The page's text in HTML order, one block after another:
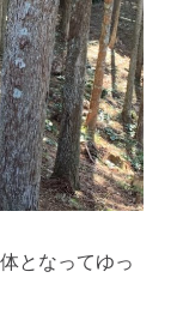
となってゆっ